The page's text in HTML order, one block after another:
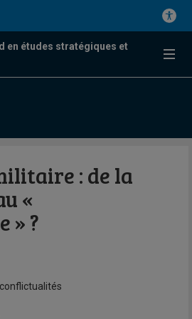
en études stratégiques et
: de la
«
» ?